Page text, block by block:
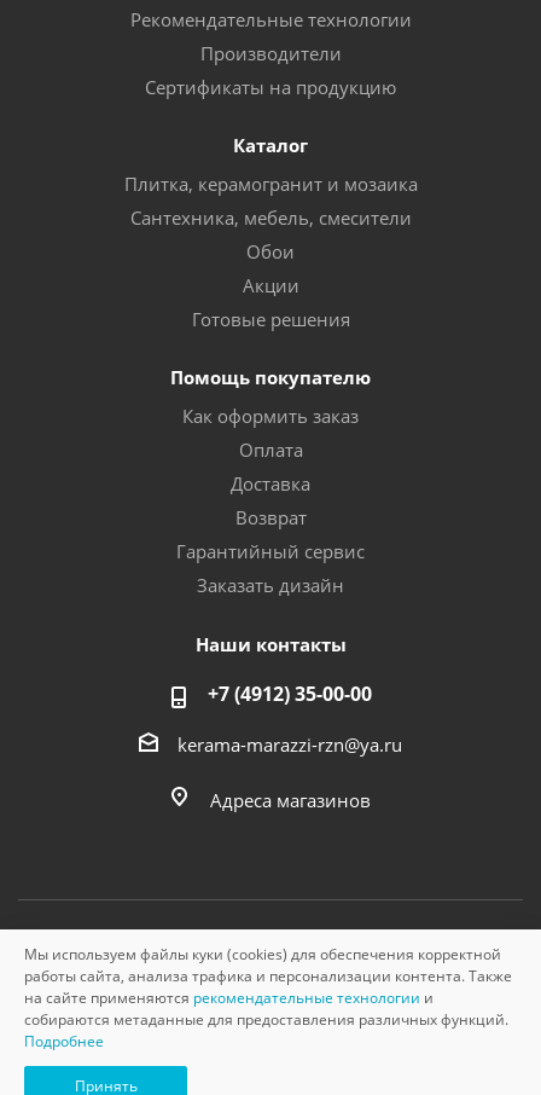
Рекомендательные технологии
Производители
Сертификаты на продукцию
Каталог
Плитка, керамогранит и мозаика
Сантехника, мебель, смесители
Обои
Акции
Готовые решения
Помощь покупателю
Как оформить заказ
Оплата
Доставка
Возврат
Гарантийный сервис
Заказать дизайн
Наши контакты
+7 (4912) 35-00-00
kerama-marazzi-rzn@ya.ru
Адреса магазинов
© «Керама Марацци», ОГРН 1145749000210, 2026
Мы используем файлы куки (cookies) для обеспечения корректной
работы сайта, анализа трафика и персонализации контента. Также
на сайте применяются рекомендательные технологии и
собираются метаданные для предоставления различных функций.
Подробнее
Принять